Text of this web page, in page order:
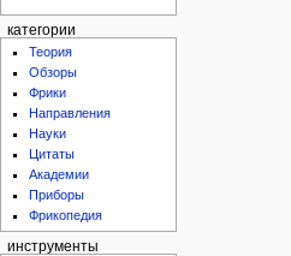
категории
Теория
Обзоры
Фрики
Направления
Науки
Цитаты
Академии
Приборы
Фрикопедия
инструменты